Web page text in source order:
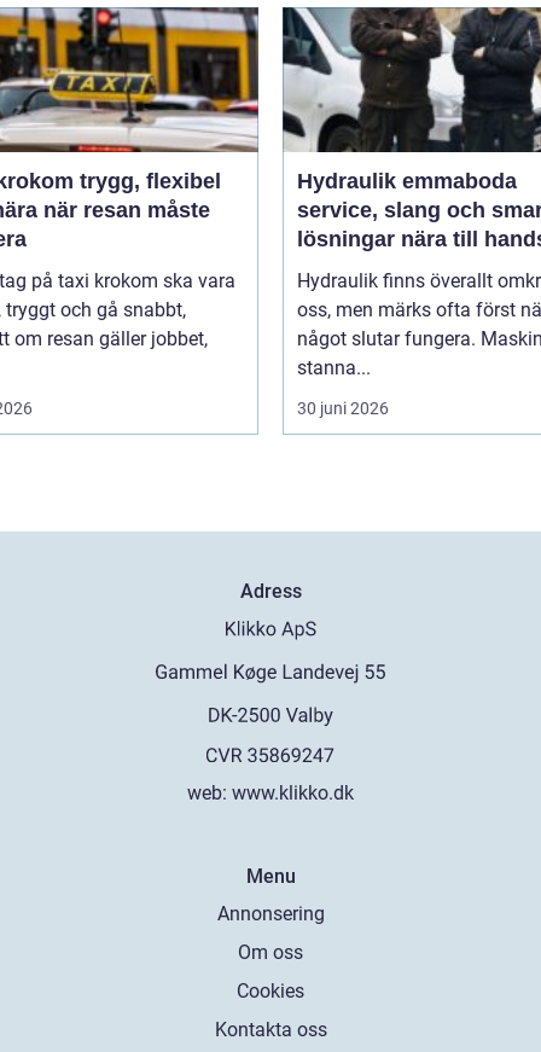
trygg, flexibel
när resan måste
på taxi krokom ska vara
tryggt och gå snabbt,
om resan gäller jobbet,
Hydraulik emmaboda
service, slang och
lösningar nära till
Hydraulik finns överallt
oss, men märks ofta först
något slutar fungera.
stanna...
30 juni 2026
Adress
web: www.klikko.dk
Menu
Annonsering
Om oss
Cookies
Kontakta oss